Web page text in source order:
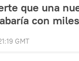
que una
con
GMT